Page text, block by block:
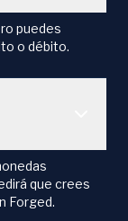
puedes
o débito.
que crees
Forged.